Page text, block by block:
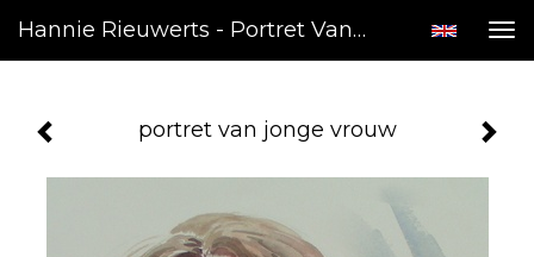
Hannie Rieuwerts - Portret Van Jonge Vrouw
portret van jonge vrouw